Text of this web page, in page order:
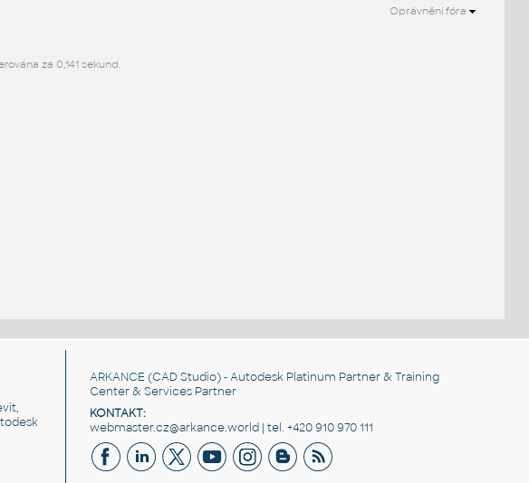
Oprávnění fóra
za 0,141 sekund.
ARKANCE (CAD Studio) - Autodesk Platinum Partner & Training
Center & Services Partner
KONTAKT:
webmaster.cz@arkance.world | tel. +420 910 970 111